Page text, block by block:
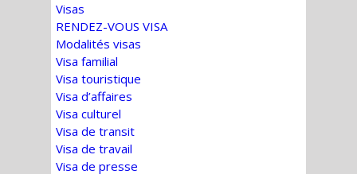
Visas
RENDEZ-VOUS VISA
Modalités visas
Visa familial
Visa touristique
Visa d’affaires
Visa culturel
Visa de transit
Visa de travail
Visa de presse